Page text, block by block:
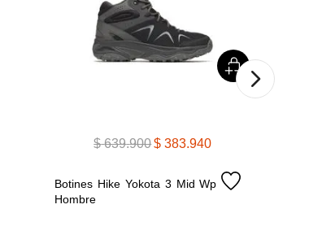
$ 639.900$ 383.940
Botines Hike Yokota 3 Mid Wp
Hombre